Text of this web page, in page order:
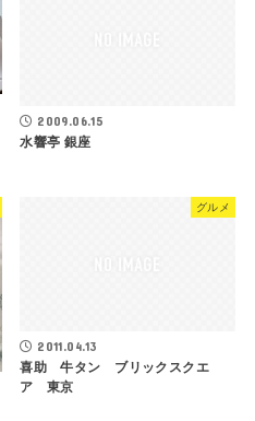
2009.06.15
水響亭 銀座
グルメ
2011.04.13
喜助 牛タン ブリックスクエ
ア 東京